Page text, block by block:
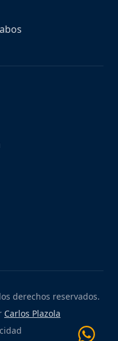
derechos reservados.
Carlos Plazola